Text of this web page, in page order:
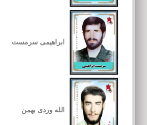
ابراهیمی سرمست
الله وردی بهمن